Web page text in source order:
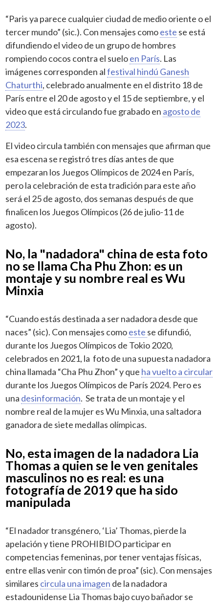
“Paris ya parece cualquier ciudad de medio oriente o el
tercer mundo” (sic.). Con mensajes comoeste se está
difundiendo el video de un grupo de hombres
rompiendo cocos contra el sueloen París. Las
imágenes corresponden alfestival hindú Ganesh
Chaturthi, celebrado anualmente en el distrito 18 de
París entre el 20 de agosto y el 15 de septiembre, y el
video que está circulando fue grabado en agosto de
2023.
El video circula también con mensajes que afirman que
esa escena se registró tres días antes de que
empezaran los Juegos Olímpicos de 2024 en París,
pero la celebración de esta tradición para este año
será el 25 de agosto, dos semanas después de que
finalicen los Juegos Olímpicos (26 de julio-11 de
agosto).
No, la "nadadora" china de esta foto
no se llama Cha Phu Zhon: es un
montaje y su nombre real es Wu
Minxia
“Cuando estás destinada a ser nadadora desde que
naces” (sic). Con mensajes comoeste se difundió,
durante los Juegos Olímpicos de Tokio 2020,
celebrados en 2021, la foto de una supuesta nadadora
china llamada “Cha Phu Zhon” y que ha vuelto a circular
durante los Juegos Olímpicos de París 2024. Pero es
una desinformación. Se trata de un montaje y el
nombre real de la mujer es Wu Minxia, una saltadora
ganadora de siete medallas olímpicas.
No, esta imagen de la nadadora Lia
Thomas a quien se le ven genitales
masculinos no es real: es una
fotografía de 2019 que ha sido
manipulada
“El nadador transgénero, ‘Lia’ Thomas, pierde la
apelación y tiene PROHIBIDO participar en
competencias femeninas, por tener ventajas físicas,
entre ellas venir con timón de proa” (sic). Con mensajes
similares circula una imagen de la nadadora
estadounidense Lia Thomas bajo cuyo bañador se